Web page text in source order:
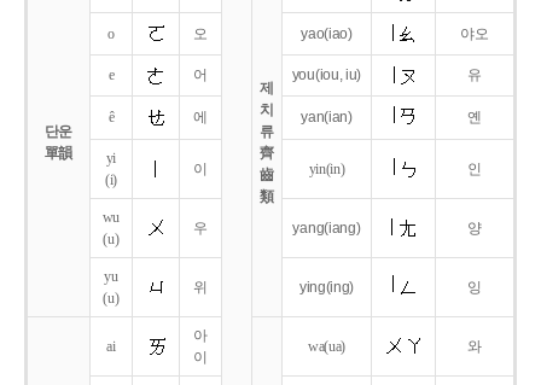
단운
單韻
제
치
류
齊
齒
類
o 오 yao(iao) 야오
e 어 you(iou,iu) 유
ê 에 yan(ian) 옌
yi
(i)
이 yin(in) 인
wu
(u)
우 yang(iang) 양
yu
(u)
위 ying(ing) 잉
ai
아
이
wa(ua) 와